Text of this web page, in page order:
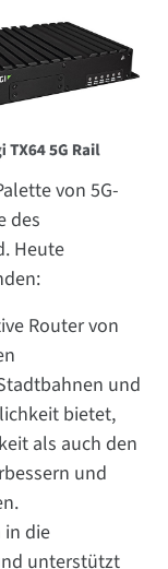
von 5G-
des
Heute
Router von
und
bietet,
als auch den
und
die
unterstützt